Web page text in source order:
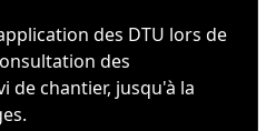
des DTU lors de
des
de chantier, jusqu'à la